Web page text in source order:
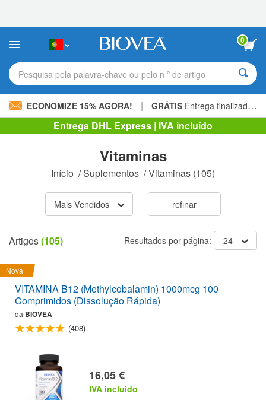
site
um
de
acessibilidade.
0
Pesquisa pela palavra-chave ou pelo n º de artigo
ECONOMIZE 15% AGORA! | GRÁTIS Entrega finalizada 60,00 € »
Entrega DHL Express | IVA incluído
Vitaminas
Início /Suplementos /Vitaminas (105)
Mais Vendidos refinar
Artigos(105) Resultados por página: 24
Nova
VITAMINA B12 (Methylcobalamin) 1000mcg 100
Comprimidos (Dissolução Rápida)
da BIOVEA
(408)
16,05 €
IVA incluido